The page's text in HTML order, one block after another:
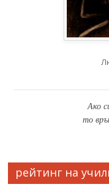
Ако
то
рейтинг на